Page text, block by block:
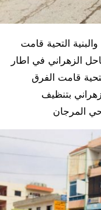
التحية قامت
الزهراني في اطار
قامت الفرق
بتنظيف
المرجان